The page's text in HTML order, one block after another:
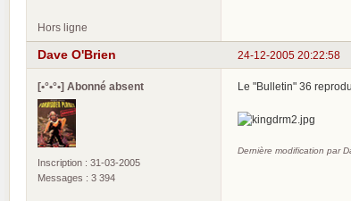
Hors ligne
24-12-2005 20:22:58
Dave O'Brien
[•°•°•] Abonné absent
Inscription : 31-03-2005
Messages : 3 394
Le "Bulletin" 36
Dernière modification par